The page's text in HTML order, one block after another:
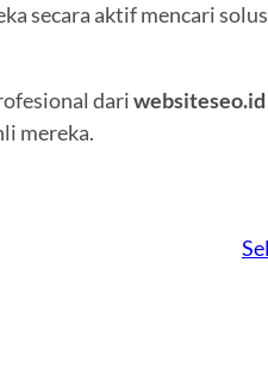
secara aktif mencari
dariwebsiteseo.id
mereka.